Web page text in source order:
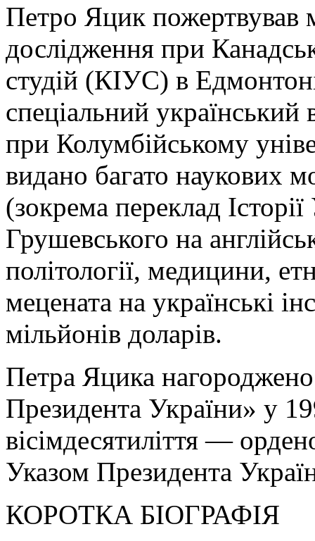
Петро Яцик пожертвував
дослідження при
студій (КІУС) в
спеціальний український
при Колумбійському
видано багато наукових
(зокрема переклад
Грушевського на
політології, медицини,
мецената на українські
мільйонів доларів.
Петра Яцика
Президента України» у
вісімдесятиліття —
Указом Президента
КОРОТКА БІОГРАФІЯ